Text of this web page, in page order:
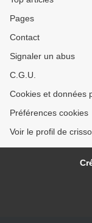
Pages
Contact
Signaler un abus
C.G.U.
Cookies et données
Préférences cookies
Voir le profil de